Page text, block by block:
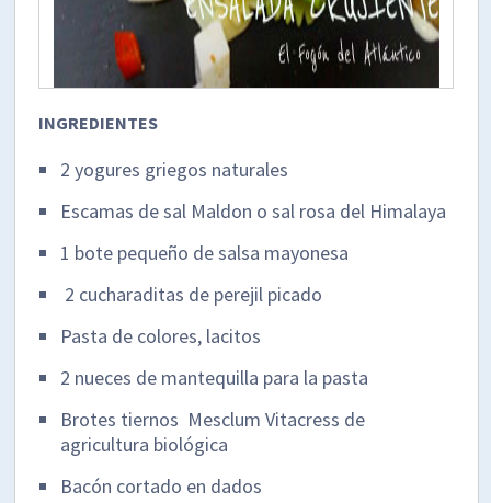
INGREDIENTES
2 yogures griegos naturales
Escamas de sal Maldon o sal rosa del Himalaya
1 bote pequeño de salsa mayonesa
2 cucharaditas de perejil picado
Pasta de colores, lacitos
2 nueces de mantequilla para la pasta
Brotes tiernos Mesclum Vitacress de
agricultura biológica
Bacón cortado en dados